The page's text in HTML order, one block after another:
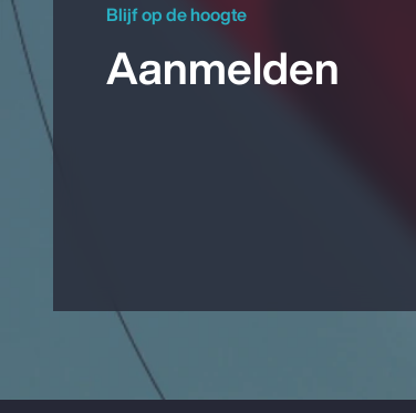
Blijf op de hoogte
Aanmelden